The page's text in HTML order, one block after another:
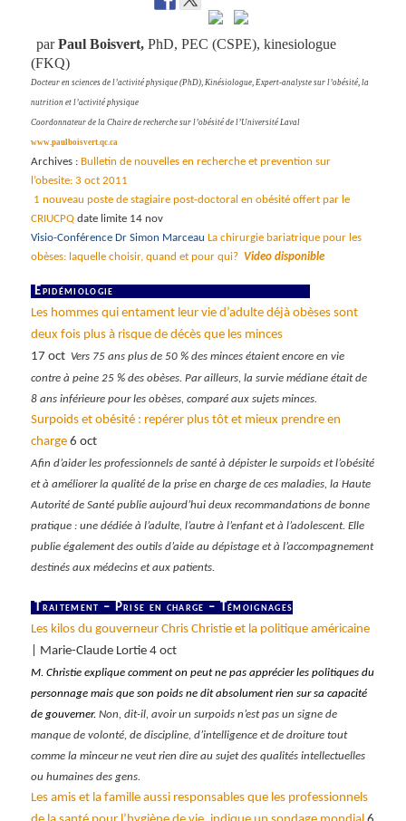
parPaul Boisvert, PhD, PEC (CSPE), kinesiologue
(FKQ)
Docteur en sciences de l’activité physique (PhD), Kinésiologue, Expert-analyste sur l’obésité, la
nutrition et l’activité physique
Coordonnateur de la Chaire de recherche sur l’obésité de l’Université Laval
www.paulboisvert.qc.ca
Archives : Bulletin de nouvelles en recherche et prevention sur
l’obesite: 3 oct 2011
1 nouveau poste de stagiaire post-doctoral en obésité offert par le
CRIUCPQ date limite 14 nov
Visio-Conférence Dr Simon MarceauLa chirurgie bariatrique pour les
obèses: laquelle choisir, quand et pour qui? Video disponible
Épidémiologie
Les hommes qui entament leur vie d’adulte déjà obèses sont
deux fois plus à risque de décès que les minces
17 oct Vers 75 ans plus de 50 % des minces étaient encore en vie
contre à peine 25 % des obèses. Par ailleurs, la survie médiane était de
8 ans inférieure pour les obèses, comparé aux sujets minces.
Surpoids et obésité : repérer plus tôt et mieux prendre en
charge 6 oct
Afin d’aider les professionnels de santé à dépister le surpoids et l’obésité
et à améliorer la qualité de la prise en charge de ces maladies, la Haute
Autorité de Santé publie aujourd’hui deux recommandations de bonne
pratique : une dédiée à l’adulte, l’autre à l’enfant et à l’adolescent. Elle
publie également des outils d’aide au dépistage et à l’accompagnement
destinés aux médecins et aux patients.
Traitement – Prise en charge – Témoignages
Les kilos du gouverneur Chris Christie et la politique américaine
| Marie-Claude Lortie 4 oct
M. Christie explique comment on peut ne pas apprécier les politiques du
personnage mais que son poids ne dit absolument rien sur sa capacité
de gouverner.Non, dit-il, avoir un surpoids n’est pas un signe de
manque de volonté, de discipline, d’intelligence et de droiture tout
comme la minceur ne veut rien dire au sujet des qualités intellectuelles
ou humaines des gens.
Les amis et la famille aussi responsables que les professionnels